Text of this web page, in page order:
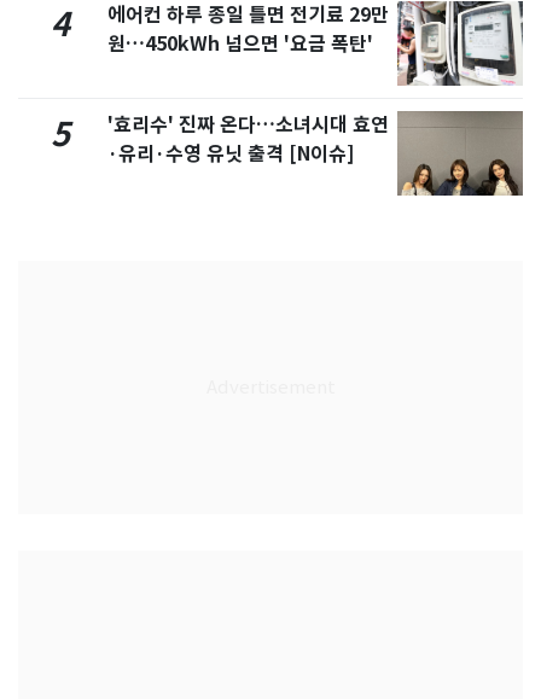
4
에어컨 하루 종일 틀면 전기료 29만
원…450kWh 넘으면 '요금 폭탄'
5
'효리수' 진짜 온다…소녀시대 효연
·유리·수영 유닛 출격 [N이슈]